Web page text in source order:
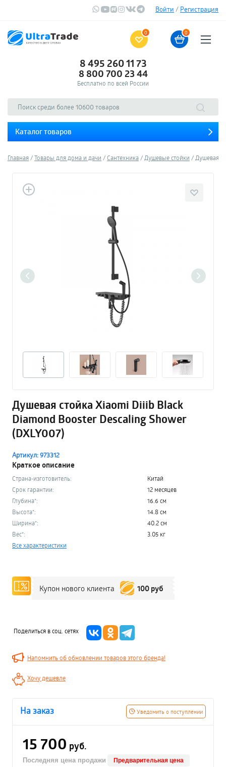
Войти / Регистрация
0 0
8 495 260 11 73
8 800 700 23 44
Бесплатно по всей России
Каталог товаров
Главная Товары для дома и дачи Сантехника Душевые стойки Душевая
Душевая стойка Xiaomi Diiib Black
Diamond Booster Descaling Shower
(DXLY007)
Артикул: 973312
Краткое описание
Страна-изготовитель:
Китай
Срок гарантии:
12 месяцев
Глубина*:
16.6 см
Высота*:
14.8 см
Ширина*:
40.2 см
Вес*:
3.05 кг
Все характеристики
Купон нового клиента 100 руб
Поделиться в соц. сетях
Напомнить об обновлении товаров этого бренда!
Хочу дешевле
Уведомить о поступлении
На заказ
15 700 руб.
Последняя цена продажи Предварительная цена